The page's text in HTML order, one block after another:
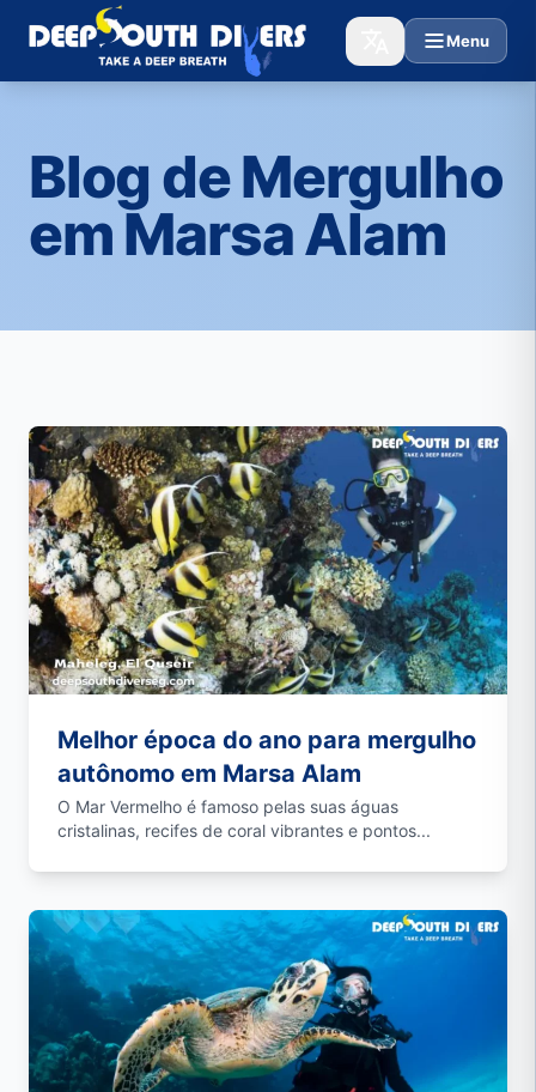
Menu
Blog de Mergulho
em Marsa Alam
Melhor época do ano para mergulho
autônomo em Marsa Alam
O Mar Vermelho é famoso pelas suas águas
cristalinas, recifes de coral vibrantes e pontos...